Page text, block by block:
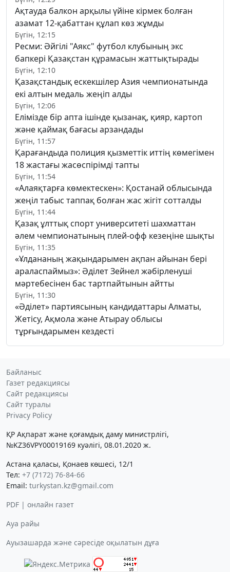
Ақтауда балкон арқылы үйіне кірмек болған
азамат 12-қабаттан құлап көз жұмды
Бүгін, 12:15
Ресми: Әйгілі "Аякс" футбол клубының экс
бапкері Қазақстан құрамасын жаттықтырады
Бүгін, 12:10
Қазақстандық ескекшілер Азия чемпионатында
екі алтын медаль жеңіп алды
Бүгін, 12:06
Елімізде бір апта ішінде қызанақ, қияр, картоп
және қаймақ бағасы арзандады
Бүгін, 11:57
Қарағандыда полиция қызметтік иттің көмегімен
18 жастағы жасөспірімді тапты
Бүгін, 11:54
«Алаяқтарға көмектескен»: Қостанай облысында
жеңіл табыс таппақ болған жас жігіт сотталды
Бүгін, 11:44
Қазақ ұлттық спорт университеті шахматтан
әлем чемпионатының плей-офф кезеңіне шықты
Бүгін, 11:35
«Ұлдананың жақындарымен ақпан айынан бері
араласпаймыз»: Әділет Зейнел жәбірленуші
мәртебесінен бас тартпайтынын айтты
Бүгін, 11:30
«Әділет» партиясының кандидаттары Алматы,
Жетісу, Ақмола және Атырау облысы
тұрғындарымен кездесті
Байланыс
Газет редакциясы
Сайт редакциясы
Сайт туралы
Privacy Policy
ҚР Ақпарат және қоғамдық даму министрлігі,
№KZ36VPY00019169 куәлігі, 08.01.2020 ж.
Астана қаласы, Қонаев көшесі, 12/1
Тел: +7 (7172) 76-84-66
Email: turkystan.kz@gmail.com
PDF | онлайн газет
Ауа райы
Ауызашарда және сәресіде оқылатын дұға